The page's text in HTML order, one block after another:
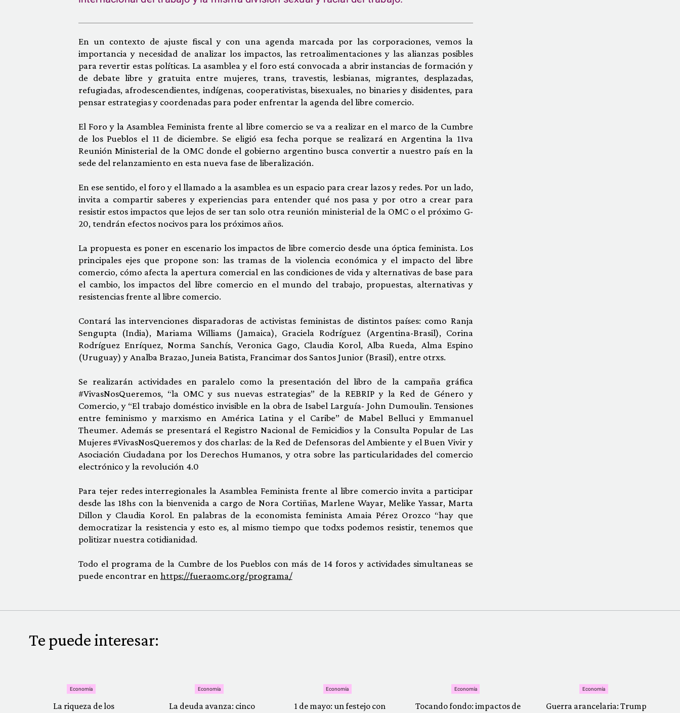
En un contexto de ajuste fiscal y con una agenda marcada por las corporaciones, vemos la
importancia y necesidad de analizar los impactos, las retroalimentaciones y las alianzas posibles
para revertir estas políticas. La asamblea y el foro está convocada a abrir instancias de formación y
de debate libre y gratuita entre mujeres, trans, travestis, lesbianas, migrantes, desplazadas,
refugiadas, afrodescendientes, indígenas, cooperativistas, bisexuales, no binaries y disidentes, para
pensar estrategias y coordenadas para poder enfrentar la agenda del libre comercio.
El Foro y la Asamblea Feminista frente al libre comercio se va a realizar en el marco de la Cumbre
de los Pueblos el 11 de diciembre. Se eligió esa fecha porque se realizará en Argentina la 11va
Reunión Ministerial de la OMC donde el gobierno argentino busca convertir a nuestro país en la
sede del relanzamiento en esta nueva fase de liberalización.
En ese sentido, el foro y el llamado a la asamblea es un espacio para crear lazos y redes. Por un lado,
invita a compartir saberes y experiencias para entender qué nos pasa y por otro a crear para
resistir estos impactos que lejos de ser tan solo otra reunión ministerial de la OMC o el próximo G-
20, tendrán efectos nocivos para los próximos años.
La propuesta es poner en escenario los impactos de libre comercio desde una óptica feminista. Los
principales ejes que propone son: las tramas de la violencia económica y el impacto del libre
comercio, cómo afecta la apertura comercial en las condiciones de vida y alternativas de base para
el cambio, los impactos del libre comercio en el mundo del trabajo, propuestas, alternativas y
resistencias frente al libre comercio.
Contará las intervenciones disparadoras de activistas feministas de distintos países: como Ranja
Sengupta (India), Mariama Williams (Jamaica), Graciela Rodríguez (Argentina-Brasil), Corina
Rodríguez Enríquez, Norma Sanchís, Veronica Gago, Claudia Korol, Alba Rueda, Alma Espino
(Uruguay) y Analba Brazao, Juneia Batista, Francimar dos Santos Junior (Brasil), entre otrxs.
Se realizarán actividades en paralelo como la presentación del libro de la campaña gráfica
#VivasNosQueremos, “la OMC y sus nuevas estrategias” de la REBRIP y la Red de Género y
Comercio, y “El trabajo doméstico invisible en la obra de Isabel Larguía- John Dumoulin. Tensiones
entre feminismo y marxismo en América Latina y el Caribe” de Mabel Belluci y Emmanuel
Theumer. Además se presentará el Registro Nacional de Femicidios y la Consulta Popular de Las
Mujeres #VivasNosQueremos y dos charlas: de la Red de Defensoras del Ambiente y el Buen Vivir y
Asociación Ciudadana por los Derechos Humanos, y otra sobre las particularidades del comercio
electrónico y la revolución 4.0
Para tejer redes interregionales la Asamblea Feminista frente al libre comercio invita a participar
desde las 18hs con la bienvenida a cargo de Nora Cortiñas, Marlene Wayar, Melike Yassar, Marta
Dillon y Claudia Korol. En palabras de la economista feminista Amaia Pérez Orozco “hay que
democratizar la resistencia y esto es, al mismo tiempo que todxs podemos resistir, tenemos que
politizar nuestra cotidianidad.
Todo el programa de la Cumbre de los Pueblos con más de 14 foros y actividades simultaneas se
puede encontrar en https://fueraomc.org/programa/
Te puede interesar:
Economía
La riqueza de los
Economía
La deuda avanza: cinco
Economía
1 de mayo: un festejo con
Economía
Tocando fondo: impactos de
Economía
Guerra arancelaria: Trump